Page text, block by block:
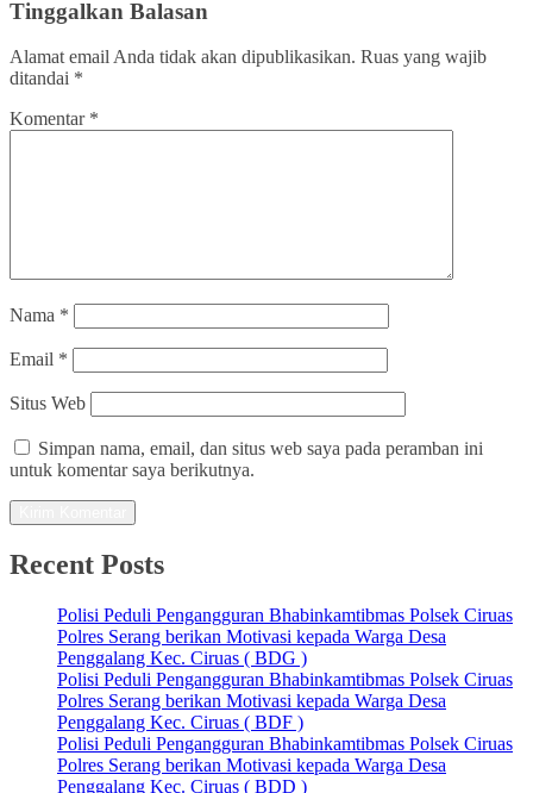
Tinggalkan Balasan
Alamat email Anda tidak akan dipublikasikan. Ruas yang wajib
ditandai *
Komentar *
Nama *
Email *
Situs Web
Simpan nama, email, dan situs web saya pada peramban ini
untuk komentar saya berikutnya.
Recent Posts
Polisi Peduli Pengangguran Bhabinkamtibmas Polsek Ciruas
Polres Serang berikan Motivasi kepada Warga Desa
Penggalang Kec. Ciruas ( BDG )
Polisi Peduli Pengangguran Bhabinkamtibmas Polsek Ciruas
Polres Serang berikan Motivasi kepada Warga Desa
Penggalang Kec. Ciruas ( BDF )
Polisi Peduli Pengangguran Bhabinkamtibmas Polsek Ciruas
Polres Serang berikan Motivasi kepada Warga Desa
Penggalang Kec. Ciruas ( BDD )